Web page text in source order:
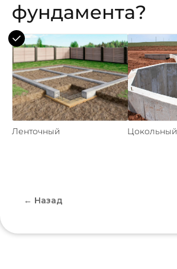
фундамента?
Ленточный Цокольный
← Назад